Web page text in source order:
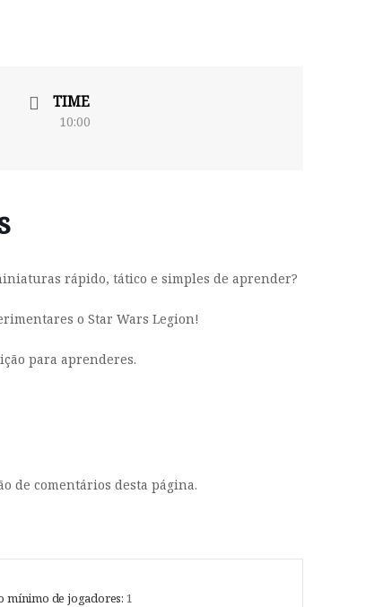
TIME
10:00
rápido, tático e simples de aprender?
o Star Wars Legion!
para aprenderes.
de comentários desta página.
mínimo de jogadores: 1